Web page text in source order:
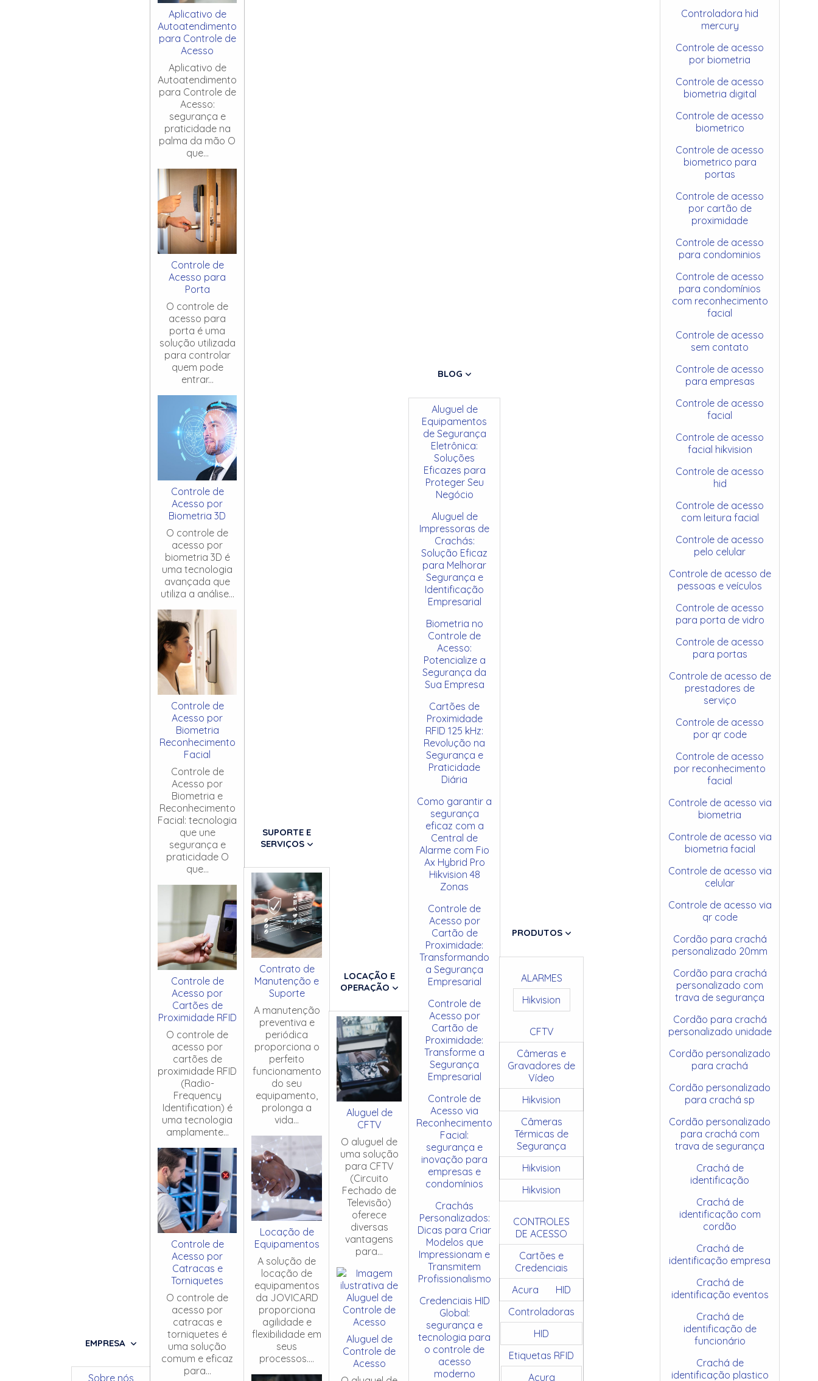
EMPRESA
Sobre nós
Aplicativo de
Autoatendimento
para Controle de
Acesso
Aplicativo de
Autoatendimento
para Controle de
Acesso:
segurança e
praticidade na
palma da mão O
que...
Controle de
Acesso para
Porta
O controle de
acesso para
porta é uma
solução utilizada
para controlar
quem pode
entrar...
Controle de
Acesso por
Biometria 3D
O controle de
acesso por
biometria 3D é
uma tecnologia
avançada que
utiliza a análise...
Controle de
Acesso por
Biometria
Reconhecimento
Facial
Controle de
Acesso por
Biometria e
Reconhecimento
Facial: tecnologia
que une
segurança e
praticidade O
que...
Controle de
Acesso por
Cartões de
Proximidade RFID
O controle de
acesso por
cartões de
proximidade RFID
(Radio-
Frequency
Identification) é
uma tecnologia
amplamente...
Controle de
Acesso por
Catracas e
Torniquetes
O controle de
acesso por
catracas e
torniquetes é
uma solução
comum e eficaz
para...
SUPORTE E
SERVIÇOS
Contrato de
Manutenção e
Suporte
A manutenção
preventiva e
periódica
proporciona o
perfeito
funcionamento
do seu
equipamento,
prolonga a
vida...
Locação de
Equipamentos
A solução de
locação de
equipamentos
da JOVICARD
proporciona
agilidade e
flexibilidade em
seus
processos....
LOCAÇÃO E
OPERAÇÃO
Aluguel de
CFTV
O aluguel de
uma solução
para CFTV
(Circuito
Fechado de
Televisão)
oferece
diversas
vantagens
para...
Aluguel de
Controle de
Acesso
BLOG
Aluguel de
Equipamentos
de Segurança
Eletrônica:
Soluções
Eficazes para
Proteger Seu
Negócio
Aluguel de
Impressoras de
Crachás:
Solução Eficaz
para Melhorar
Segurança e
Identificação
Empresarial
Biometria no
Controle de
Acesso:
Potencialize a
Segurança da
Sua Empresa
Cartões de
Proximidade
RFID 125 kHz:
Revolução na
Segurança e
Praticidade
Diária
Como garantir a
segurança
eficaz com a
Central de
Alarme com Fio
Ax Hybrid Pro
Hikvision 48
Zonas
Controle de
Acesso por
Cartão de
Proximidade:
Transformando
a Segurança
Empresarial
Controle de
Acesso por
Cartão de
Proximidade:
Transforme a
Segurança
Empresarial
Controle de
Acesso via
Reconhecimento
Facial:
segurança e
inovação para
empresas e
condomínios
Crachás
Personalizados:
Dicas para Criar
Modelos que
Impressionam e
Transmitem
Profissionalismo
Credenciais HID
Global:
segurança e
tecnologia para
o controle de
acesso
moderno
PRODUTOS
ALARMES
Hikvision
CFTV
Câmeras e
Gravadores de
Vídeo
Hikvision
Câmeras
Térmicas de
Segurança
Hikvision
Hikvision
CONTROLES
DE ACESSO
Cartões e
Credenciais
Acura
HID
Controladoras
HID
Etiquetas RFID
Acura
Controladora hid
mercury
Controle de acesso
por biometria
Controle de acesso
biometria digital
Controle de acesso
biometrico
Controle de acesso
biometrico para
portas
Controle de acesso
por cartão de
proximidade
Controle de acesso
para condominios
Controle de acesso
para condomínios
com reconhecimento
facial
Controle de acesso
sem contato
Controle de acesso
para empresas
Controle de acesso
facial
Controle de acesso
facial hikvision
Controle de acesso
hid
Controle de acesso
com leitura facial
Controle de acesso
pelo celular
Controle de acesso de
pessoas e veículos
Controle de acesso
para porta de vidro
Controle de acesso
para portas
Controle de acesso de
prestadores de
serviço
Controle de acesso
por qr code
Controle de acesso
por reconhecimento
facial
Controle de acesso via
biometria
Controle de acesso via
biometria facial
Controle de acesso via
celular
Controle de acesso via
qr code
Cordão para crachá
personalizado 20mm
Cordão para crachá
personalizado com
trava de segurança
Cordão para crachá
personalizado unidade
Cordão personalizado
para crachá
Cordão personalizado
para crachá sp
Cordão personalizado
para crachá com
trava de segurança
Crachá de
identificação
Crachá de
identificação com
cordão
Crachá de
identificação empresa
Crachá de
identificação eventos
Crachá de
identificação de
funcionário
Crachá de
identificação plastico